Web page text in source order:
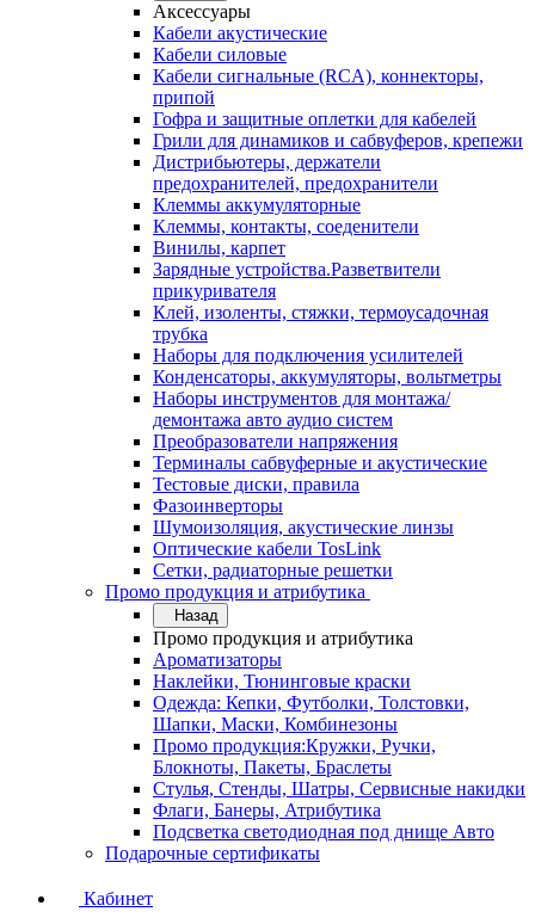
Аксессуары
Кабели акустические
Кабели силовые
Кабели сигнальные (RCA), коннекторы,
припой
Гофра и защитные оплетки для кабелей
Грили для динамиков и сабвуферов, крепежи
Дистрибьютеры, держатели
предохранителей, предохранители
Клеммы аккумуляторные
Клеммы, контакты, соеденители
Винилы, карпет
Зарядные устройства.Разветвители
прикуривателя
Клей, изоленты, стяжки, термоусадочная
трубка
Наборы для подключения усилителей
Конденсаторы, аккумуляторы, вольтметры
Наборы инструментов для монтажа/
демонтажа авто аудио систем
Преобразователи напряжения
Терминалы сабвуферные и акустические
Тестовые диски, правила
Фазоинверторы
Шумоизоляция, акустические линзы
Оптические кабели TosLink
Сетки, радиаторные решетки
Промо продукция и атрибутика
Назад
Промо продукция и атрибутика
Ароматизаторы
Наклейки, Тюнинговые краски
Одежда: Кепки, Футболки, Толстовки,
Шапки, Маски, Комбинезоны
Промо продукция:Кружки, Ручки,
Блокноты, Пакеты, Браслеты
Стулья, Стенды, Шатры, Сервисные накидки
Флаги, Банеры, Атрибутика
Подсветка светодиодная под днище Авто
Подарочные сертификаты
Кабинет